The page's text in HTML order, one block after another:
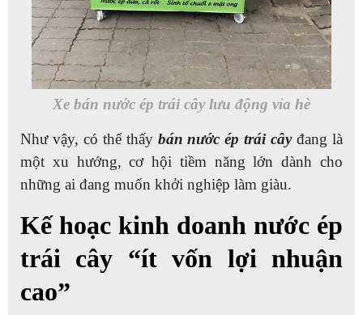
Xe bán nước ép trái cây lưu động vỉa hè
Như vậy, có thể thấy bán nước ép trái câyđang là
một xu hướng, cơ hội tiềm năng lớn dành cho
những ai đang muốn khởi nghiệp làm giàu.
Kế hoạc kinh doanh nước ép
trái cây “ít vốn lợi nhuận
cao”